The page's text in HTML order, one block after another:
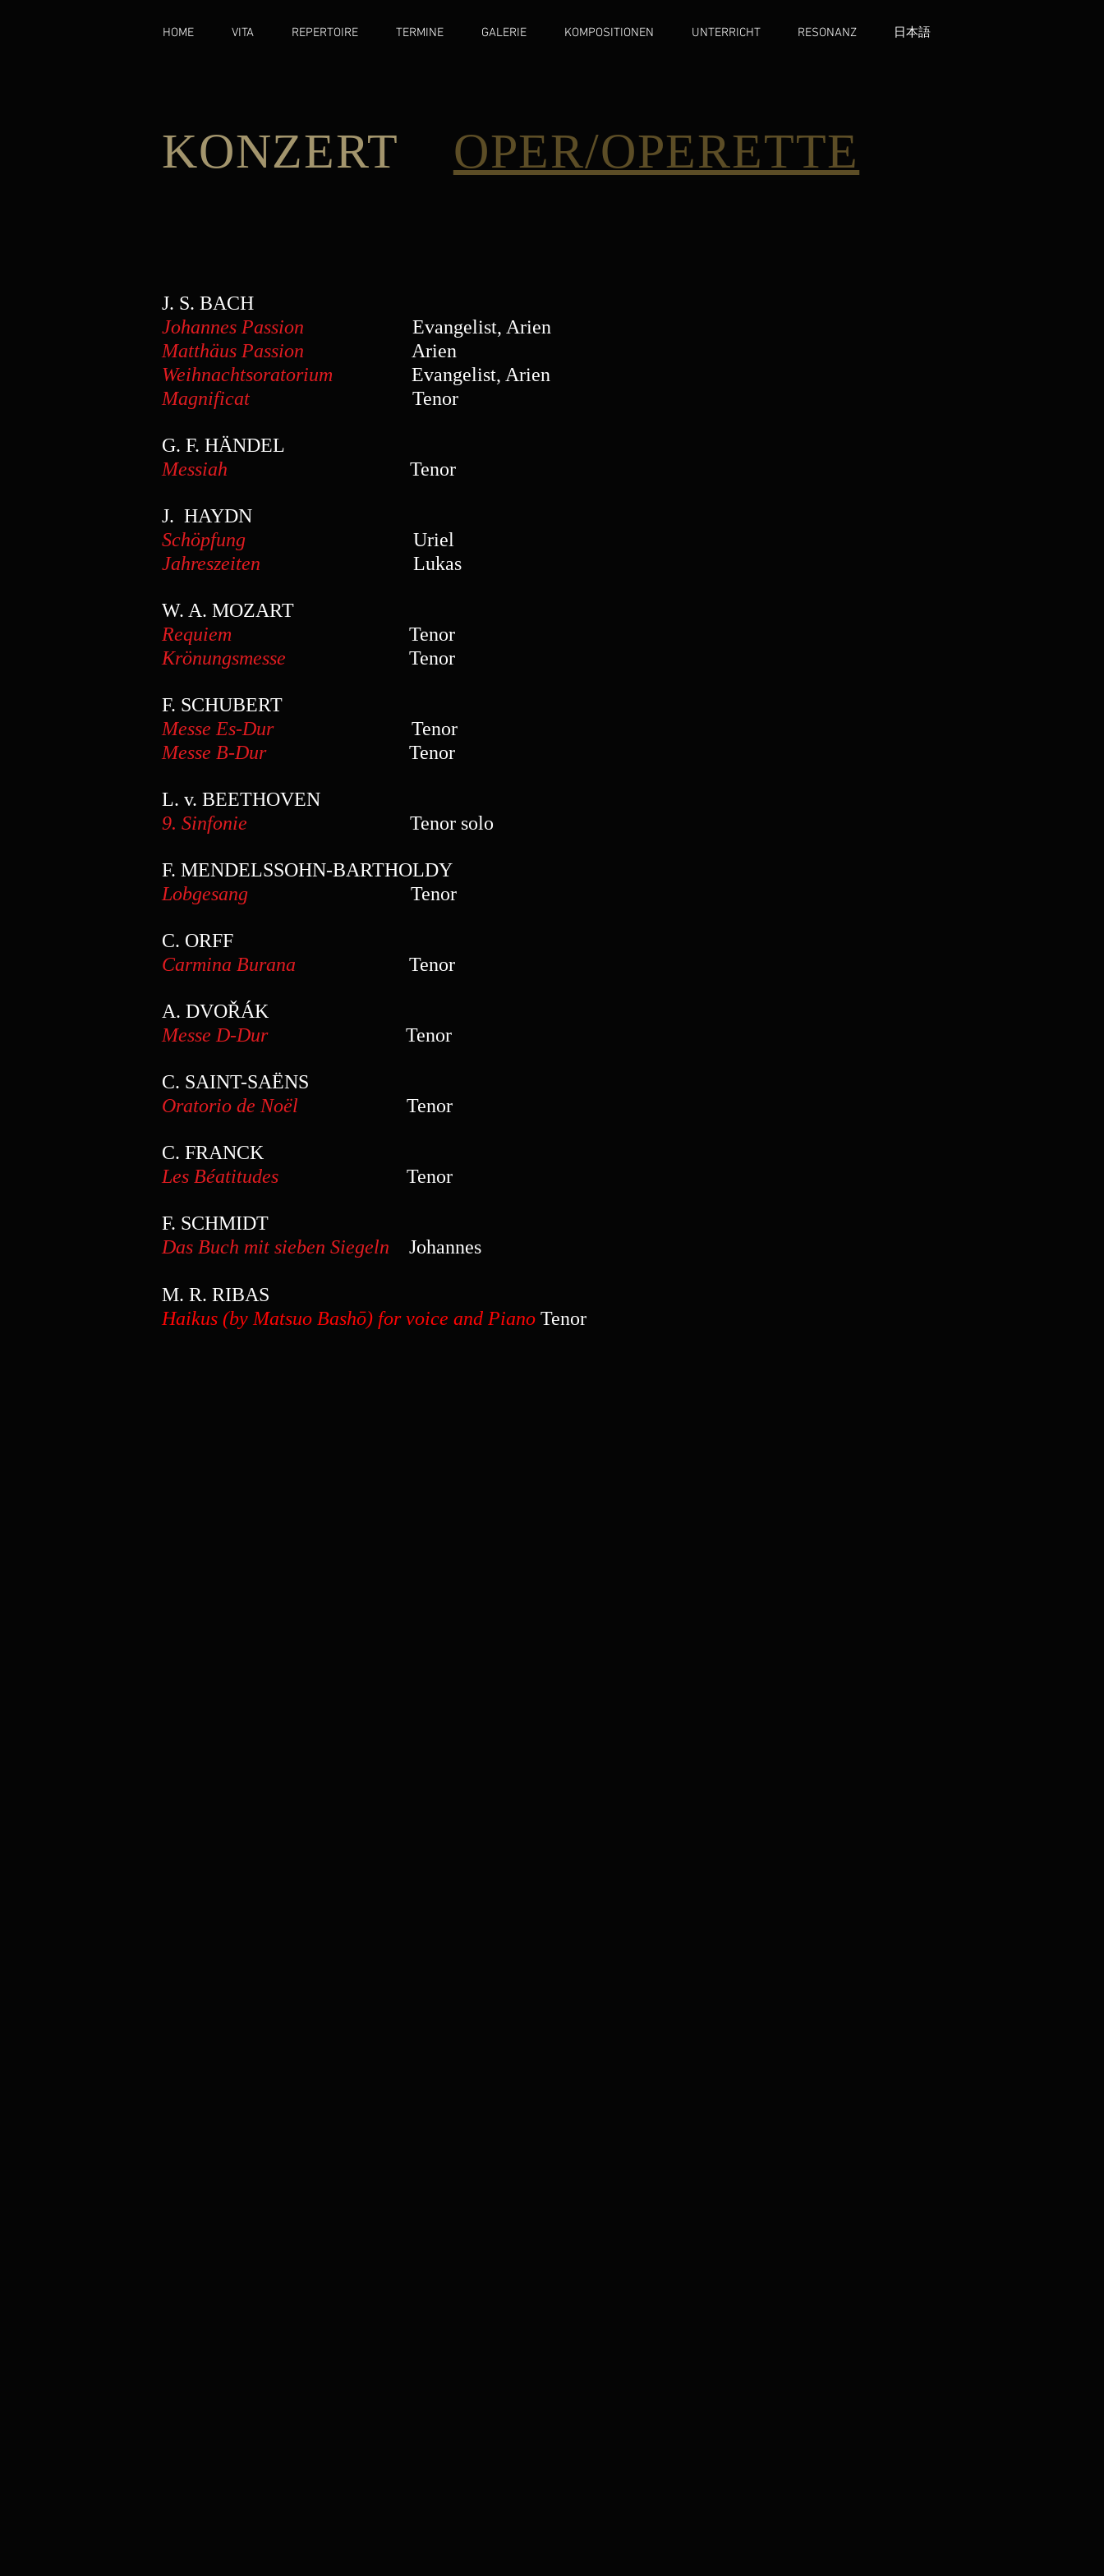
HOME VITA REPERTOIRE TERMINE GALERIE KOMPOSITIONEN UNTERRICHT RESONANZ 日本語
KONZERT OPER/OPERETTE
J. S. BACH
Johannes Passion
Evangelist, Arien
Matthäus Passion
Arien
Weihnachtsoratorium
Evangelist, Arien
Magnificat
Tenor
G. F. HÄNDEL
Messiah
Tenor
J. HAYDN
Schöpfung
Uriel
Jahreszeiten
Lukas
W. A. MOZART
Requiem
Tenor
Krönungsmesse
Tenor
F. SCHUBERT
Messe Es-DurTenor
Messe B-Dur
Tenor
L. v. BEETHOVEN
9. Sinfonie
Tenor solo
F. MENDELSSOHN-BARTHOLDY
Lobgesang
Tenor
C. ORFF
Carmina Burana
Tenor
A. DVOŘÁK
Messe D-Dur
Tenor
C. SAINT-SAËNS
Oratorio de Noël
Tenor
C. FRANCK
Les Béatitudes
Tenor
F. SCHMIDT
Das Buch mit sieben Siegeln
Johannes
M. R. RIBAS
Haikus (by Matsuo Bashō) for voice and Piano Tenor